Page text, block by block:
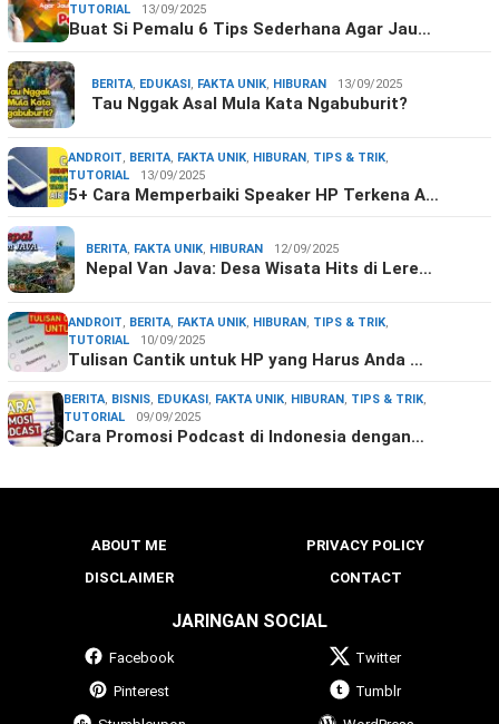
TUTORIAL
13/09/2025
Buat Si Pemalu 6 Tips Sederhana Agar Jau…
BERITA, EDUKASI, FAKTA UNIK, HIBURAN 13/09/2025
Tau Nggak Asal Mula Kata Ngabuburit?
ANDROIT, BERITA, FAKTA UNIK, HIBURAN, TIPS & TRIK,
TUTORIAL
13/09/2025
5+ Cara Memperbaiki Speaker HP Terkena A…
BERITA, FAKTA UNIK, HIBURAN 12/09/2025
Nepal Van Java: Desa Wisata Hits di Lere…
ANDROIT, BERITA, FAKTA UNIK, HIBURAN, TIPS & TRIK,
TUTORIAL
10/09/2025
Tulisan Cantik untuk HP yang Harus Anda …
BERITA, BISNIS, EDUKASI, FAKTA UNIK, HIBURAN, TIPS & TRIK,
TUTORIAL
09/09/2025
Cara Promosi Podcast di Indonesia dengan…
ABOUT ME
PRIVACY POLICY
DISCLAIMER
CONTACT
JARINGAN SOCIAL
Facebook
Twitter
Pinterest
Tumblr